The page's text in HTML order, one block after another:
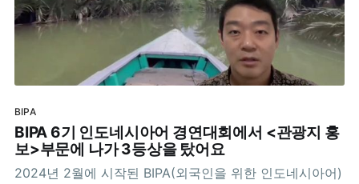
BIPA
BIPA 6기 인도네시아어 경연대회에서 <관광지 홍
보>부문에 나가 3등상을 탔어요
2024년 2월에 시작된 BIPA(외국인을 위한 인도네시아어)